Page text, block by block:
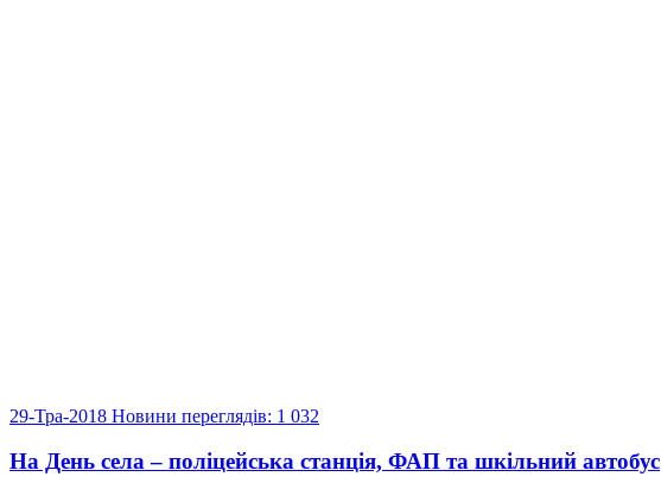
29-Тра-2018 Новини переглядів: 1 032
На День села – поліцейська станція, ФАП та шкільний автобус